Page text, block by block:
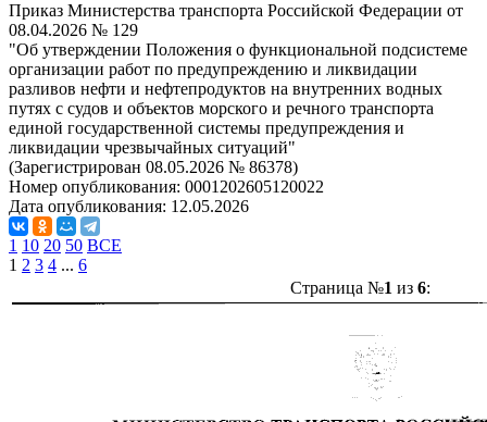
Приказ Министерства транспорта Российской Федерации от
08.04.2026 № 129
"Об утверждении Положения о функциональной подсистеме
организации работ по предупреждению и ликвидации
разливов нефти и нефтепродуктов на внутренних водных
путях с судов и объектов морского и речного транспорта
единой государственной системы предупреждения и
ликвидации чрезвычайных ситуаций"
(Зарегистрирован 08.05.2026 № 86378)
Номер опубликования: 0001202605120022
Дата опубликования: 12.05.2026
1 10 20 50 ВСЕ
1 2 3 4 ... 6
Страница №1 из 6: